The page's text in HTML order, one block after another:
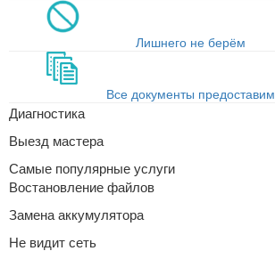
Лишнего не берём
Все документы предоставим
Диагностика
Выезд мастера
Самые популярные услуги
Востановление файлов
Замена аккумулятора
Не видит сеть